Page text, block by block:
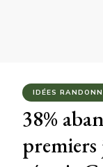
IDÉES
38%